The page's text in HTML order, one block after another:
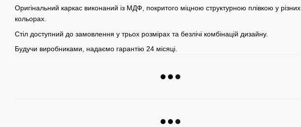
Оригінальний каркас виконаний із МДФ, покритого міцною структурною плівкою у різних
кольорах.
Стіл доступний до замовлення у трьох розмірах та безлічі комбінацій дизайну.
Будучи виробниками, надаємо гарантію 24 місяці.